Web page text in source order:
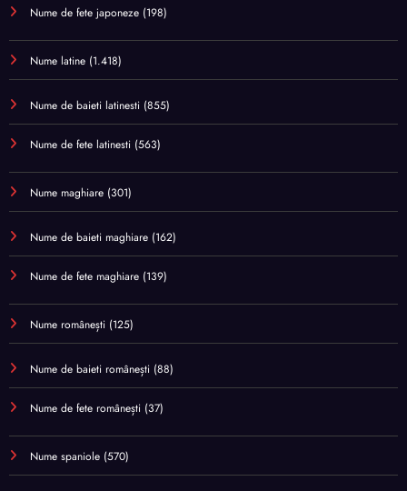
Nume de fete japoneze (198)
Nume latine (1.418)
Nume de baieti latinesti (855)
Nume de fete latinesti (563)
Nume maghiare (301)
Nume de baieti maghiare (162)
Nume de fete maghiare (139)
Nume românești (125)
Nume de baieti românești (88)
Nume de fete românești (37)
Nume spaniole (570)